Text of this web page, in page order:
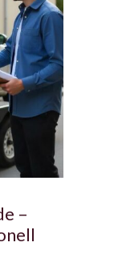
–